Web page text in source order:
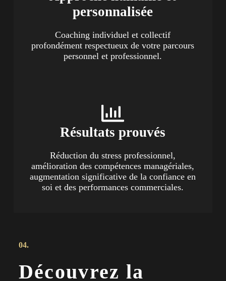
personnalisée
Coaching individuel et collectif
profondément respectueux de votre parcours
personnel et professionnel.
Résultats prouvés
Réduction du stress professionnel,
amélioration des compétences managériales,
augmentation significative de la confiance en
soi et des performances commerciales.
04.
Découvrez la